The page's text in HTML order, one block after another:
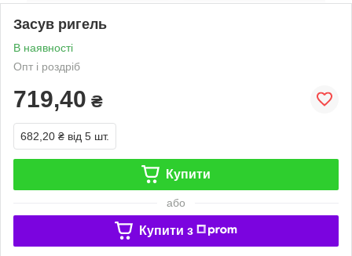
Засув ригель
В наявності
Опт і роздріб
719,40 ₴
682,20 ₴ від 5 шт.
Купити
або
Купити з